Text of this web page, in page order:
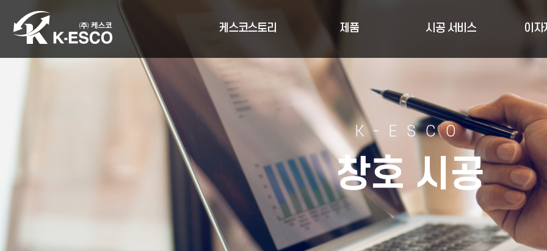
케스코스토리 제품 시공 서비스 이자
K-ESCO
창호 시공